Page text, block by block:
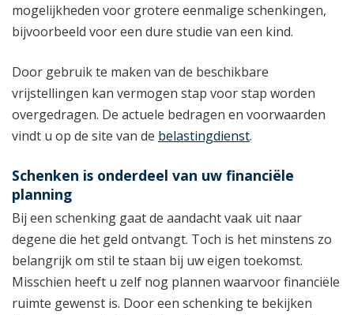
mogelijkheden voor grotere eenmalige schenkingen,
bijvoorbeeld voor een dure studie van een kind.
Door gebruik te maken van de beschikbare
vrijstellingen kan vermogen stap voor stap worden
overgedragen. De actuele bedragen en voorwaarden
vindt u op de site van de belastingdienst.
Schenken is onderdeel van uw financiële
planning
Bij een schenking gaat de aandacht vaak uit naar
degene die het geld ontvangt. Toch is het minstens zo
belangrijk om stil te staan bij uw eigen toekomst.
Misschien heeft u zelf nog plannen waarvoor financiële
ruimte gewenst is. Door een schenking te bekijken